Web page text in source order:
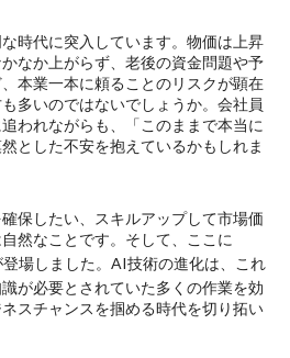
時代に突入しています。物価は上昇
なか上がらず、老後の資金問題や予
本業一本に頼ることのリスクが顕在
多いのではないでしょうか。会社員
われながらも、「このままで本当に
とした不安を抱えているかもしれま
保したい、スキルアップして市場価
然なことです。そして、ここに
登場しました。AI技術の進化は、これ
が必要とされていた多くの作業を効
スチャンスを掴める時代を切り拓い